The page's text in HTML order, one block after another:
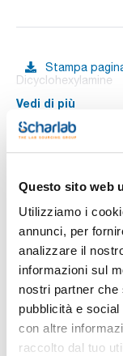
Questo sito web
Utilizziamo i
annunci, per
analizzare il
informazioni sul
nostri partner che
pubblicità e
con altre
raccolto dal tuo
Stampa
Dicyclohexylamine
Vedi di più
TDS / Scheda
Registrati per i
SDS / Scheda di
Sicurezza
Registrati per i